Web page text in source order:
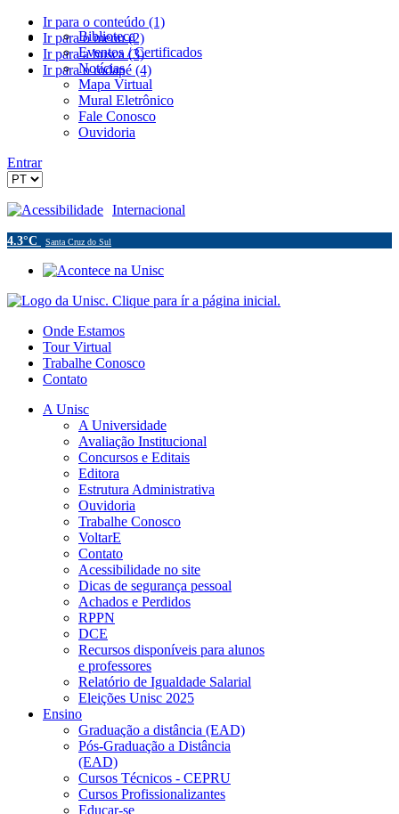
Ir para o conteúdo (1)
Ir para o menu (2)
Ir para a busca (3)
Ir para o rodapé (4)
Biblioteca
Eventos / Certificados
Notícias
Mapa Virtual
Mural Eletrônico
Fale Conosco
Ouvidoria
Entrar
Acessibilidade Internacional
4.3°C Santa Cruz do Sul
Onde Estamos
Tour Virtual
Trabalhe Conosco
Contato
A Unisc
A Universidade
Avaliação Institucional
Concursos e Editais
Editora
Estrutura Administrativa
Ouvidoria
Trabalhe Conosco
VoltarE
Contato
Acessibilidade no site
Dicas de segurança pessoal
Achados e Perdidos
RPPN
DCE
Recursos disponíveis para alunos
e professores
Relatório de Igualdade Salarial
Eleições Unisc 2025
Ensino
Graduação a distância (EAD)
Pós-Graduação a Distância
(EAD)
Cursos Técnicos - CEPRU
Cursos Profissionalizantes
Educar-se